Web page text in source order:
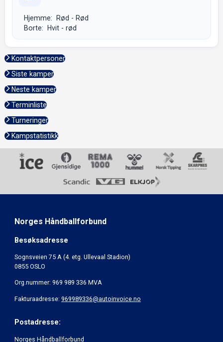
Hjemme: Rød - Rød
Borte: Hvit - rød
Kontaktpersoner
Siste kamper
Neste kamper
Terminliste
Turneringer
Kampstatistikk
Norges Håndballforbund
Besøksadresse
Sognsveien 75 A (4. etg. Ullevaal Stadion)
0855 OSLO
Org.nummer: 969 989 336 MVA
Fakturaadresse: 969989336@autoinvoice.no
Postadresse:
Norges Håndballforbund